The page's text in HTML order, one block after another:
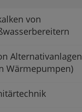
von
Alternativanlagen
Wärmepumpen)